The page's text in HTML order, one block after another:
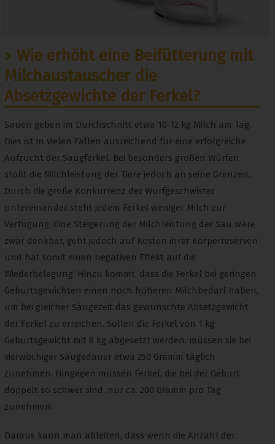
Wie erhöht eine Beifütterung mit
Milchaustauscher die
Absetzgewichte der Ferkel?
Sauen geben im Durchschnitt etwa 10-12 kg Milch am Tag.
Dies ist in vielen Fällen ausreichend für eine erfolgreiche
Aufzucht der Saugferkel. Bei besonders großen Würfen
stößt die Milchleistung der Tiere jedoch an seine Grenzen.
Durch die große Konkurrenz der Wurfgeschwister
untereinander steht jedem Ferkel weniger Milch zur
Verfügung. Eine Steigerung der Milchleistung der Sau wäre
zwar denkbar, geht jedoch auf Kosten ihrer Körperreserven
und hat somit einen negativen Effekt auf die
Wiederbelegung. Hinzu kommt, dass die Ferkel bei geringen
Geburtsgewichten einen noch höheren Milchbedarf haben,
um bei gleicher Säugezeit das gewünschte Absetzgewicht
der Ferkel zu erreichen. Sollen die Ferkel von 1 kg
Geburtsgewicht mit 8 kg abgesetzt werden, müssen sie bei
vierwöchiger Säugedauer etwa 250 Gramm täglich
zunehmen. Hingegen müssen Ferkel, die bei der Geburt
doppelt so schwer sind, nur ca. 200 Gramm pro Tag
zunehmen.
Daraus kann man ableiten, dass wenn die Anzahl der